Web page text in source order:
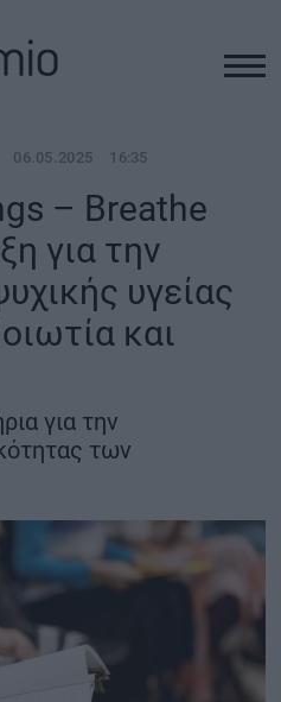
06.05.2025 16:35
– Breathe
για την
υγείας
και
για την
των